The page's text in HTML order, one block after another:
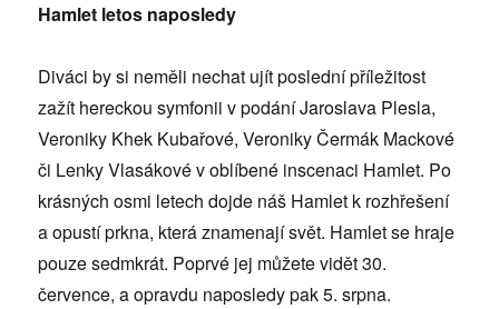
Hamlet letos naposledy
Diváci by si neměli nechat ujít poslední příležitost
zažít hereckou symfonii v podání Jaroslava Plesla,
Veroniky Khek Kubařové, Veroniky Čermák Mackové
či Lenky Vlasákové v oblíbené inscenaci Hamlet. Po
krásných osmi letech dojde náš Hamlet k rozhřešení
a opustí prkna, která znamenají svět. Hamlet se hraje
pouze sedmkrát. Poprvé jej můžete vidět 30.
července, a opravdu naposledy pak 5. srpna.